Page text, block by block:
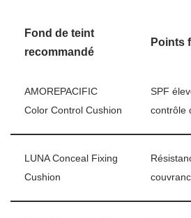
Fond de teint
recommandé
Points
AMOREPACIFIC
Color Control Cushion
SPF
contrôle
LUNA Conceal Fixing
Cushion